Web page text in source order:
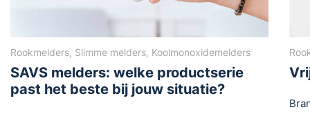
Rookmelders, Slimme melders, Koolmonoxidemelders
SAVS melders: welke productserie
past het beste bij jouw situatie?